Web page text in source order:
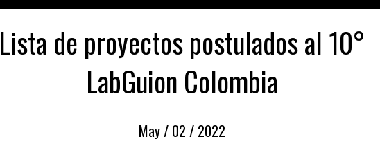
Lista de proyectos postulados al 10°
LabGuion Colombia
May / 02 / 2022